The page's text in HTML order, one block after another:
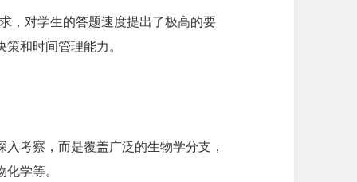
，对学生的答题速度提出了极高的要
和时间管理能力。
考察，而是覆盖广泛的生物学分支，
学等。